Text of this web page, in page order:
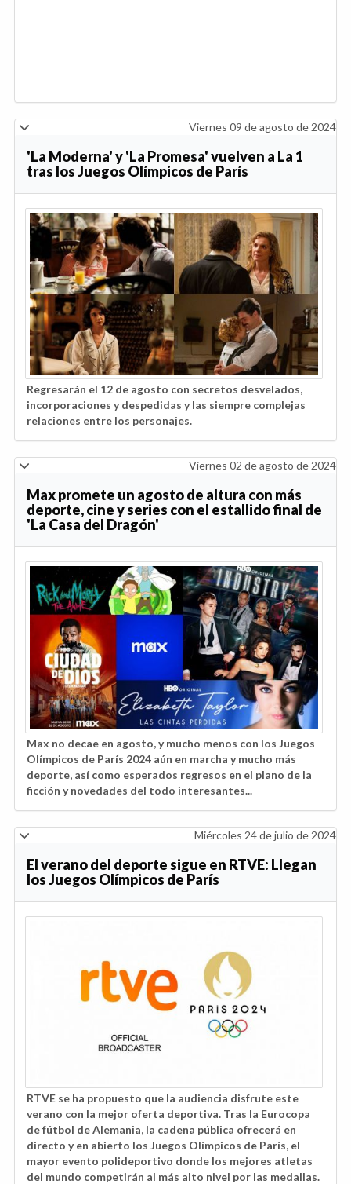
Viernes 09 de agosto de 2024
'La Moderna' y 'La Promesa' vuelven a La 1
tras los Juegos Olímpicos de París
Regresarán el 12 de agosto con secretos desvelados,
incorporaciones y despedidas y las siempre complejas
relaciones entre los personajes.
Viernes 02 de agosto de 2024
Max promete un agosto de altura con más
deporte, cine y series con el estallido final de
'La Casa del Dragón'
Max no decae en agosto, y mucho menos con los Juegos
Olímpicos de París 2024 aún en marcha y mucho más
deporte, así como esperados regresos en el plano de la
ficción y novedades del todo interesantes...
Miércoles 24 de julio de 2024
El verano del deporte sigue en RTVE: Llegan
los Juegos Olímpicos de París
RTVE se ha propuesto que la audiencia disfrute este
verano con la mejor oferta deportiva. Tras la Eurocopa
de fútbol de Alemania, la cadena pública ofrecerá en
directo y en abierto los Juegos Olímpicos de París, el
mayor evento polideportivo donde los mejores atletas
del mundo competirán al más alto nivel por las medallas.